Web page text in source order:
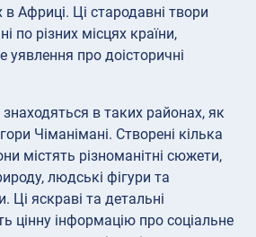
в Африці. Ці стародавні твори
по різних місцях країни,
уявлення про доісторичні
в таких районах, як
Чіманімані. Створені кілька
містять різноманітні сюжети,
людські фігури та
Ці яскраві та детальні
цінну інформацію про соціальне